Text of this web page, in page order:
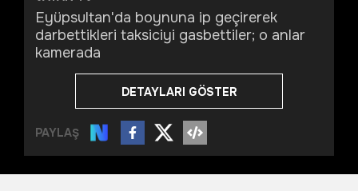
Eyüpsultan'da boynuna ip geçirerek
darbettikleri taksiciyi gasbettiler; o anlar
kamerada
DETAYLARI GÖSTER
PAYLAŞ